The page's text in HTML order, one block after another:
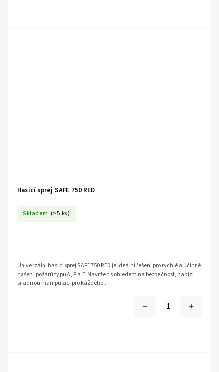
Hasicí sprej SAFE 750 RED
Skladem (>5 ks)
Univerzální hasicí sprej SAFE 750 RED je ideální řešení pro rychlé a účinné
hašení požárů typu A, F a E. Navržen s ohledem na bezpečnost, nabízí
snadnou manipulaci pro každého...